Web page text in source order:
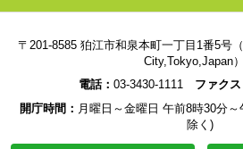
〒201-8585 狛江市和泉本町一丁目1番5号
City,Tokyo,Japan
電話： 03-3430-1111 ファクス
開庁時間： 月曜日～金曜日 午前8時30分
除く)